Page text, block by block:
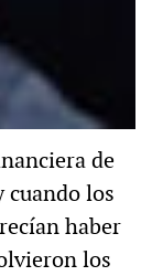
de
cuando los
haber
los